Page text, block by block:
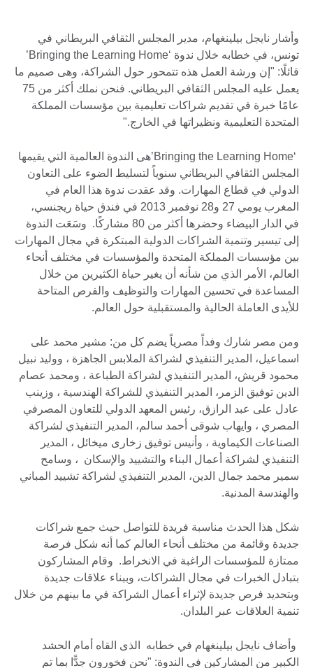
وأشار نايجل بيلينغهام، مدير المجلس الثقافي البريطاني في
تونس، في خطابه خلال ندوة ‘Bringing the Learning Home’
قائلًا: "إن ورشة العمل هذه تتمحور حول الشراكة، وهى صميم ما
يعمل عليه المجلس الثقافي البريطاني. فنحن نملك أكثر من 75
عامًا خبرة في تقديم شراكات تعليمية بين مؤسسات المملكة
المتحدة التعليمية ونظيراتها في الخارج."
‘Bringing the Learning Home’هى الندوة العالمية التي يقيمها
المجلس الثقافي البريطاني سنوياً لتسليط الضوء على التعاون
الدولي في قطاع المهارات. وقد عقدت ندوة هذا العام في
المغرب يومي 27 و28 نوفمبر 2013 في فندق حياة ريجنسي،
في الدار البيضاء وحضرها أكثر من 80 مشاركًا. وسَعَت الندوة
إلى تيسير وتنمية الشراكات الدولية المبتكرة في مجال المهارات
بين مؤسسات المملكة المتحدة والمؤسسات في مختلف أنحاء
العالم، الأمر الذي من شأنه أن يغير حياة الكثيرين من خلال
المساعدة في تحسين المهارات والتوظيف والفرص المتاحة
للأيدى العاملة الحالية والمستقبلية حول العالم.
ومن مصر شارك وفداً مصرياً يضم كل من: مشير محمد على
اسماعيل، المدير التنفيذي لشراكة الملابس الجاهزة ، ووليد نبيل
محمود قريش، المدير التنفيذي لشراكة الطباعة ، ومحمد عصام
الدين توفيق الزمر، المدير التنفيذي للشراكة الهندسية ، وزينب
عادل على عبد الرازق، رئيس المعهد الدولي للتعاون المصرفي
المصري ، وايهاب شوقى أحمد سالم، المدير التنفيذي لشراكة
الصناعات الكيماوية ، وأنيس توفيق زخارى ميخائل ، المدير
التنفيذي لشراكة أعمال البناء والتشييد والإسكان ، وسامح
سمير محمد جمال الدين، المدير التنفيذي لشراكة تشييد المباني
والهندسة المدنية.
شكل هذا الحدث مناسبة فريدة للتواصل حيث جمع شراكات
جديدة وقائمة من مختلف أنحاء العالم كما أنه شكل فرصة
ممتازة للمؤسسات الراغبة في الانخراط. وقام المشاركون
بتبادل الخبرات في مجال الشراكات، وببناء علاقات جديدة
وبتحديد فرص جديدة لإثراء أعمال الشراكة في ما بينهم من خلال
تنمية العلاقات عبر البلدان.
وأضاف نايجل بيلينغهام في خطابه الذى القاه أمام الحشد
الكبير من المشاركين في الندوة: "نحن فخورون جدًّا بما تم